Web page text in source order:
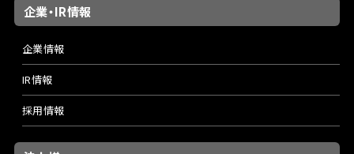
企業・IR情報
企業情報
IR情報
採用情報